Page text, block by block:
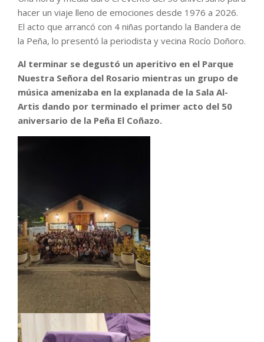
hacer un viaje lleno de emociones desde 1976 a 2026.
El acto que arrancó con 4 niñas portando la Bandera de
la Peña, lo presentó la periodista y vecina Rocío Doñoro.
Al terminar se degustó un aperitivo en el Parque
Nuestra Señora del Rosario mientras un grupo de
música amenizaba en la explanada de la Sala Al-
Artis dando por terminado el primer acto del 50
aniversario de la Peña El Coñazo.